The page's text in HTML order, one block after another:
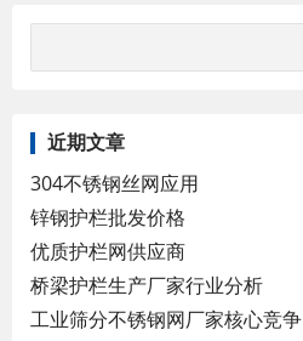
近期文章
304不锈钢丝网应用
锌钢护栏批发价格
优质护栏网供应商
桥梁护栏生产厂家行业分析
工业筛分不锈钢网厂家核心竞争